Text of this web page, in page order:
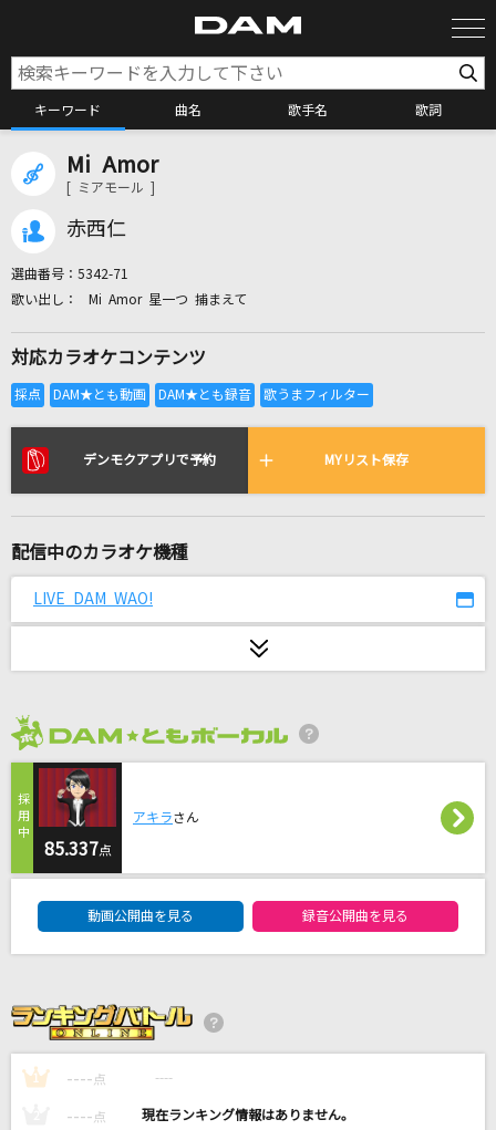
キーワード 曲名 歌手名 歌詞
全国りれき
リアルタイムで歌われている曲の一覧
幾億光年
卒業写真だけが知ってる
ヨルシカ
[生音]初恋
[生音]ハッピーエンド
back number
ミックスナッツ
Official髭男dism
[生音]ランデヴー
シャイトープ
Mi Amor
[ ミアモール ]
赤西仁
選曲番号： 5342-71
Mi Amor 星一つ 捕まえて
対応カラオケコンテンツ
デンモクアプリで予約 MYリスト保存
配信中のカラオケ機種
LIVE DAM WAO!
85.337点
アキラさん
動画公開曲を見る 録音公開曲を見る
1 ---- 点 ----
---- 点 ----